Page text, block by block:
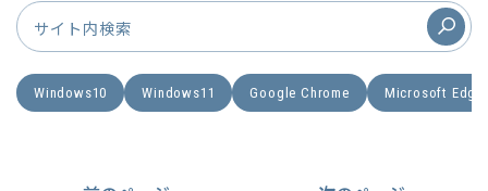
Windows10 Windows11 Google Chrome Microsoft Edge